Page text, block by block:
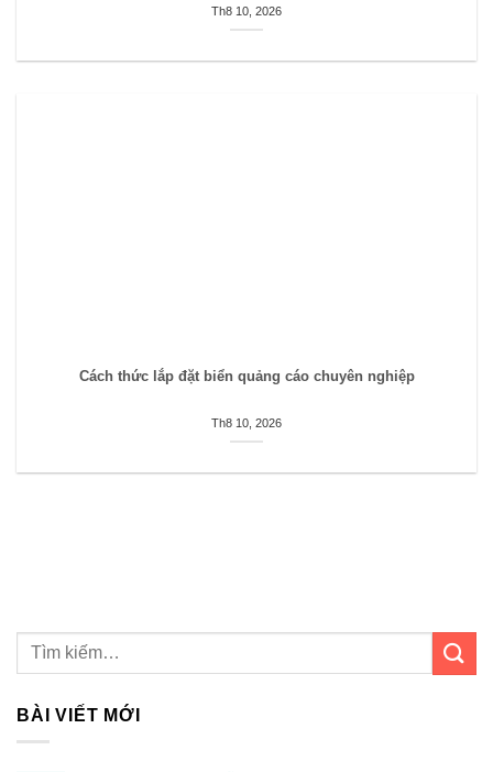
Th8 10, 2026
Cách thức lắp đặt biển quảng cáo chuyên nghiệp
Th8 10, 2026
BÀI VIẾT MỚI